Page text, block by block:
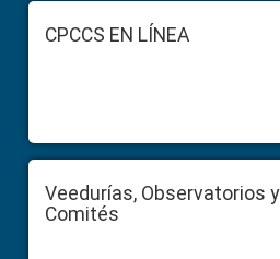
Sidebar
FooterCPCCS EN LÍNEA
Veedurías, Observatorios y
Comités